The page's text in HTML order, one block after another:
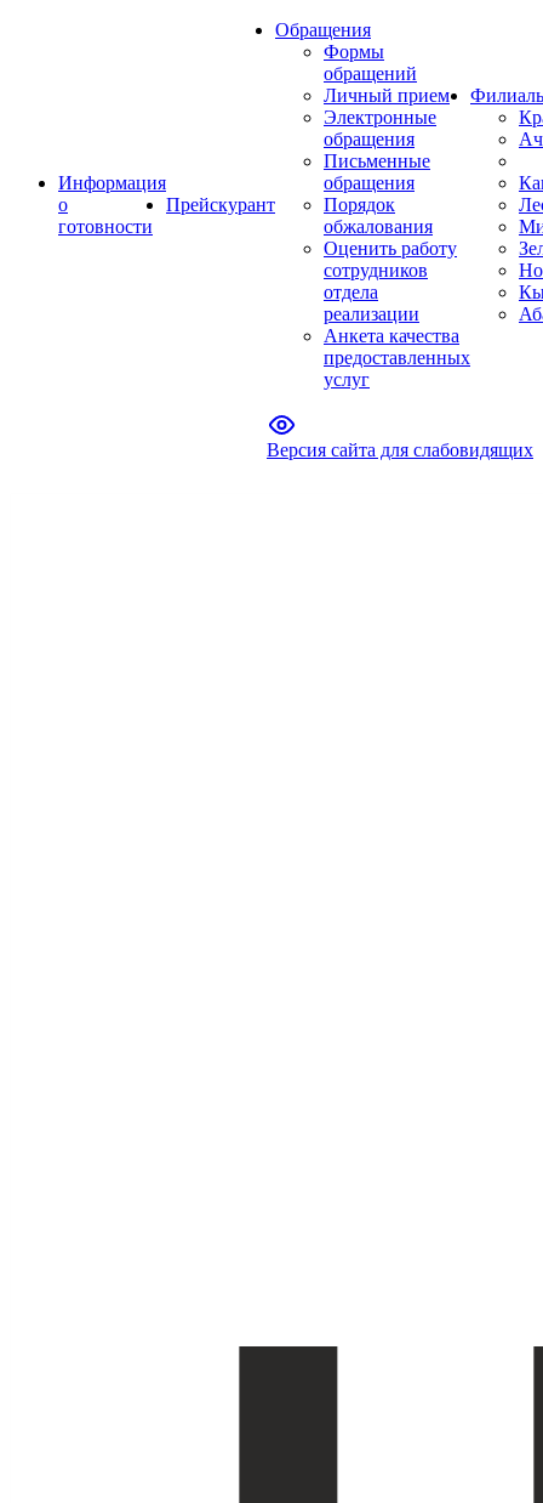
Информация
о
готовности
Прейскурант
Обращения
Формы
обращений
Личный прием
Электронные
обращения
Письменные
обращения
Порядок
обжалования
Оценить работу
сотрудников
отдела
реализации
Анкета качества
предоставленных
услуг
Версия сайта для слабовидящих